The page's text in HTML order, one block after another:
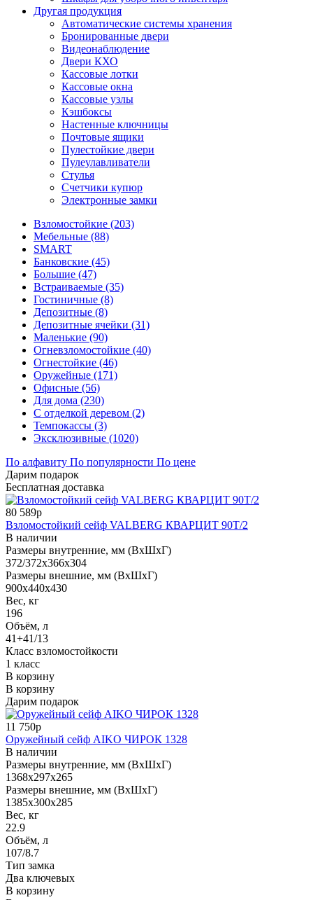
Другая продукция
Автоматические системы хранения
Бронированные двери
Видеонаблюдение
Двери КХО
Кассовые лотки
Кассовые окна
Кассовые узлы
Кэшбоксы
Настенные ключницы
Почтовые ящики
Пулестойкие двери
Пулеулавливатели
Стулья
Счетчики купюр
Электронные замки
Взломостойкие (203)
Мебельные (88)
SMART
Банковские (45)
Большие (47)
Встраиваемые (35)
Гостиничные (8)
Депозитные (8)
Депозитные ячейки (31)
Маленькие (90)
Огневзломостойкие (40)
Огнестойкие (46)
Оружейные (171)
Офисные (56)
Для дома (230)
С отделкой деревом (2)
Темпокассы (3)
Эксклюзивные (1020)
По алфавиту По популярности По цене
Дарим подарок
Бесплатная доставка
80 589р
Взломостойкий сейф VALBERG КВАРЦИТ 90Т/2
В наличии
Размеры внутренние, мм (ВхШхГ)
372/372x366x304
Размеры внешние, мм (ВхШхГ)
900x440x430
Вес, кг
196
Объём, л
41+41/13
Класс взломостойкости
1 класс
В корзину
В корзину
Дарим подарок
11 750р
Оружейный сейф AIKO ЧИРОК 1328
В наличии
Размеры внутренние, мм (ВхШхГ)
1368x297x265
Размеры внешние, мм (ВхШхГ)
1385x300x285
Вес, кг
22.9
Объём, л
107/8.7
Тип замка
Два ключевых
В корзину